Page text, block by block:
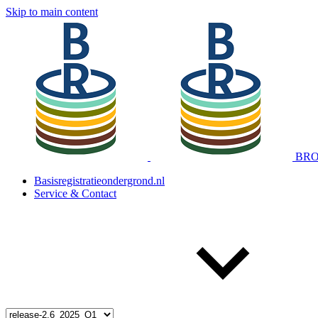
Skip to main content
Basisregistratieondergrond.nl
Service & Contact